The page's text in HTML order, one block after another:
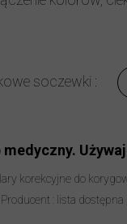
soczewki :
medyczny.
korekcyjne do
Producent : lista